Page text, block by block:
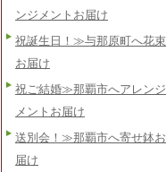
ンジメントお届け
祝誕生日！≫与那原町へ花束
お届け
祝ご結婚≫那覇市へアレンジ
メントお届け
送別会！≫那覇市へ寄せ鉢お
届け